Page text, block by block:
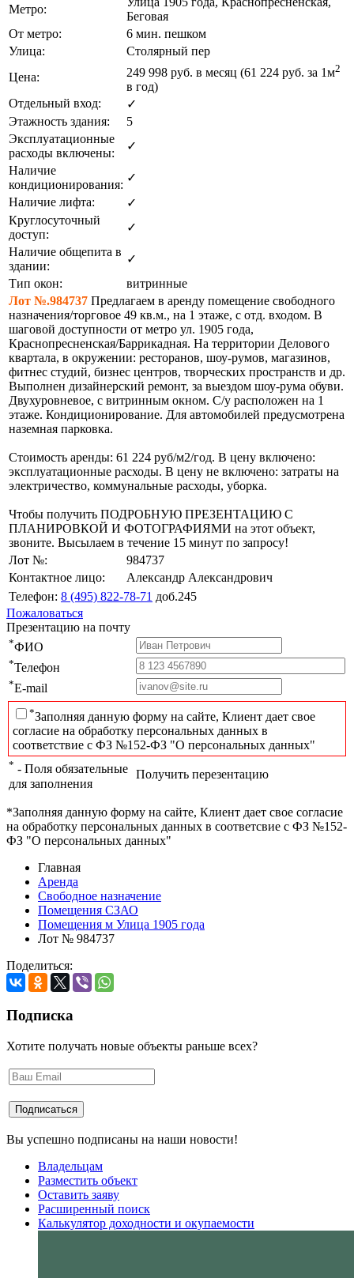
Метро:
Беговая
От метро:
6 мин. пешком
Улица:
Столярный пер
Цена:
249 998 руб. в месяц (61 224 руб. за 1м2
в год)
Отдельный вход:
✓
Этажность здания:
5
Эксплуатационные
расходы включены:
✓
Наличие
кондиционирования:
✓
Наличие лифта:
✓
Круглосуточный
доступ:
✓
Наличие общепита в
здании:
✓
Тип окон:
витринные
Лот №.984737 Предлагаем в аренду помещение свободного
назначения/торговое 49 кв.м., на 1 этаже, с отд. входом. В
шаговой доступности от метро ул. 1905 года,
Краснопресненская/Баррикадная. На территории Делового
квартала, в окружении: ресторанов, шоу-румов, магазинов,
фитнес студий, бизнес центров, творческих пространств и др.
Выполнен дизайнерский ремонт, за выездом шоу-рума обуви.
Двухуровневое, с витринным окном. С/у расположен на 1
этаже. Кондиционирование. Для автомобилей предусмотрена
наземная парковка.
Стоимость аренды: 61 224 руб/м2/год. В цену включено:
эксплуатационные расходы. В цену не включено: затраты на
электричество, коммунальные расходы, уборка.
Чтобы получить ПОДРОБНУЮ ПРЕЗЕНТАЦИЮ С
ПЛАНИРОВКОЙ И ФОТОГРАФИЯМИ на этот объект,
звоните. Высылаем в течение 15 минут по запросу!
Лот №:
984737
Контактное лицо:
Александр Александрович
Телефон: 8 (495) 822-78-71 доб.245
Пожаловаться
Презентацию на почту
*ФИО
*Телефон
*E-mail
*Заполняя данную форму на сайте, Клиент дает свое
согласие на обработку персональных данных в
соответствие с ФЗ №152-ФЗ "О персональных данных"
* - Поля обязательные
для заполнения
Получить перезентацию
*Заполняя данную форму на сайте, Клиент дает свое согласие
на обработку персональных данных в соответсвие с ФЗ №152-
ФЗ "О персональных данных"
Главная
Аренда
Свободное назначение
Помещения СЗАО
Помещения м Улица 1905 года
Лот № 984737
Поделиться:
Подписка
Хотите получать новые объекты раньше всех?
Вы успешно подписаны на наши новости!
Владельцам
Разместить объект
Оставить заяву
Расширенный поиск
Калькулятор доходности и окупаемости